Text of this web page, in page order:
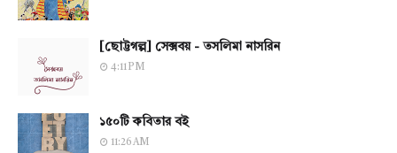
[ছোট্টগল্প] সেক্সবয় - তসলিমা নাসরিন
4:11 PM
১৫০টি কবিতার বই
11:26 AM